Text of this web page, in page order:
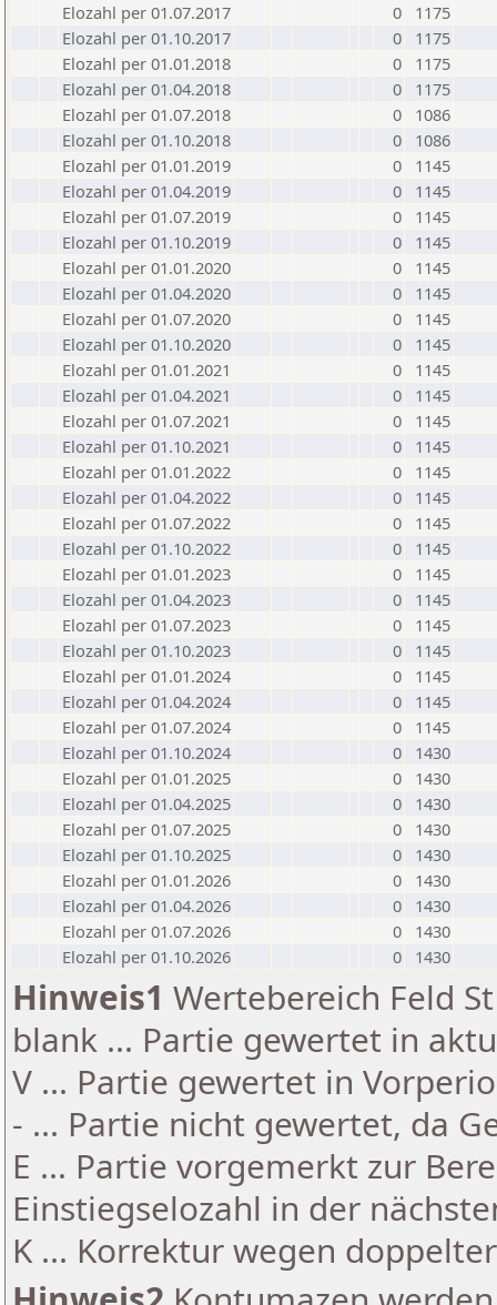
Elozahl per 01.07.2017
0
1175
Elozahl per 01.10.2017
0
1175
Elozahl per 01.01.2018
0
1175
Elozahl per 01.04.2018
0
1175
Elozahl per 01.07.2018
0
1086
Elozahl per 01.10.2018
0
1086
Elozahl per 01.01.2019
0
1145
Elozahl per 01.04.2019
0
1145
Elozahl per 01.07.2019
0
1145
Elozahl per 01.10.2019
0
1145
Elozahl per 01.01.2020
0
1145
Elozahl per 01.04.2020
0
1145
Elozahl per 01.07.2020
0
1145
Elozahl per 01.10.2020
0
1145
Elozahl per 01.01.2021
0
1145
Elozahl per 01.04.2021
0
1145
Elozahl per 01.07.2021
0
1145
Elozahl per 01.10.2021
0
1145
Elozahl per 01.01.2022
0
1145
Elozahl per 01.04.2022
0
1145
Elozahl per 01.07.2022
0
1145
Elozahl per 01.10.2022
0
1145
Elozahl per 01.01.2023
0
1145
Elozahl per 01.04.2023
0
1145
Elozahl per 01.07.2023
0
1145
Elozahl per 01.10.2023
0
1145
Elozahl per 01.01.2024
0
1145
Elozahl per 01.04.2024
0
1145
Elozahl per 01.07.2024
0
1145
Elozahl per 01.10.2024
0
1430
Elozahl per 01.01.2025
0
1430
Elozahl per 01.04.2025
0
1430
Elozahl per 01.07.2025
0
1430
Elozahl per 01.10.2025
0
1430
Elozahl per 01.01.2026
0
1430
Elozahl per 01.04.2026
0
1430
Elozahl per 01.07.2026
0
1430
Elozahl per 01.10.2026
0 1430
Hinweis1 Wertebereich Feld
blank ... Partie gewertet in
V ... Partie gewertet in
- ... Partie nicht gewertet, da
E ... Partie vorgemerkt zur
Einstiegselozahl in der
K ... Korrektur wegen